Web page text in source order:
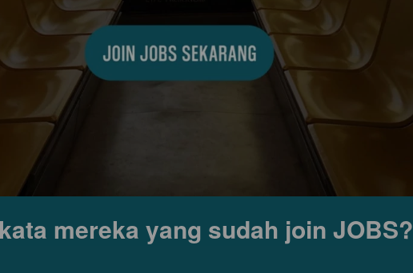
mereka yang sudah join JOBS?